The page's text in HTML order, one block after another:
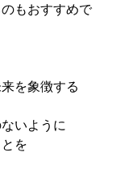
もおすすめで
を象徴する
いように
を